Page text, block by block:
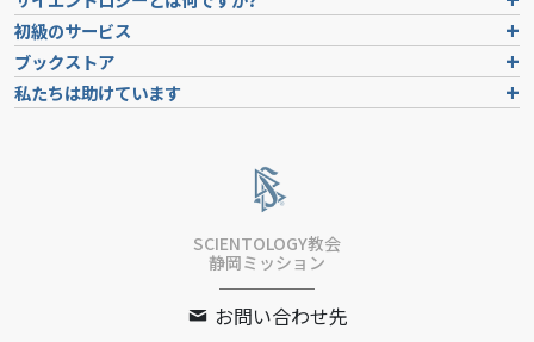
初級のサービス
ブックストア
私たちは助けています
SCIENTOLOGY教会
静岡ミッション
お問い合わせ先